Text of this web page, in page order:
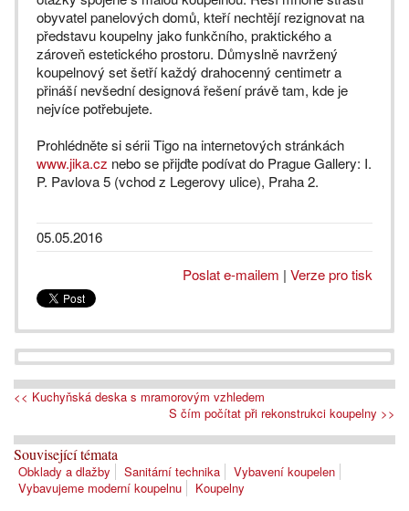
obyvatel panelových domů, kteří nechtějí rezignovat na
představu koupelny jako funkčního, praktického a
zároveň estetického prostoru. Důmyslně navržený
koupelnový set šetří každý drahocenný centimetr a
přináší nevšední designová řešení právě tam, kde je
nejvíce potřebujete.
Prohlédněte si sérii Tigo na internetových stránkách
www.jika.cz nebo se přijďte podívat do Prague Gallery: I.
P. Pavlova 5 (vchod z Legerovy ulice), Praha 2.
05.05.2016
Poslat e-mailem | Verze pro tisk
<< Kuchyňská deska s mramorovým vzhledem
S čím počítat při rekonstrukci koupelny >>
Související témata
Obklady a dlažby Sanitární technika
Vybavení koupelen
Vybavujeme moderní koupelnu
Koupelny